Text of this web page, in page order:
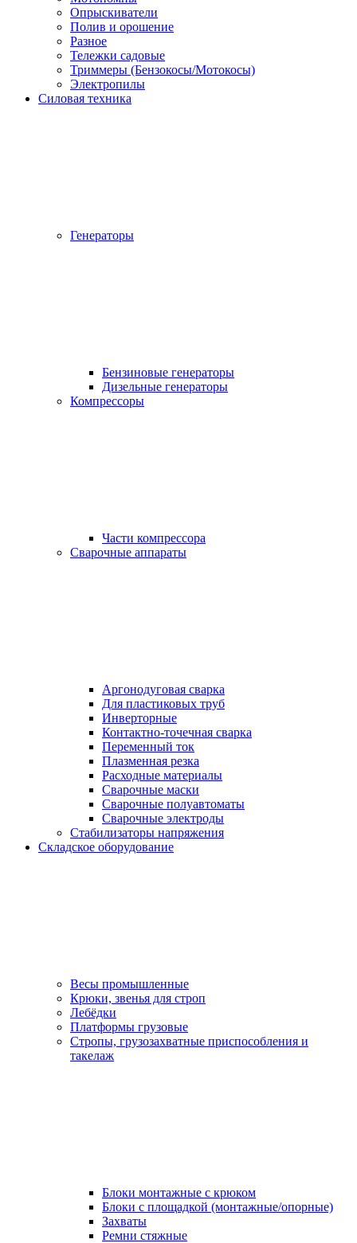
Опрыскиватели
Полив и орошение
Разное
Тележки садовые
Триммеры (Бензокосы/Мотокосы)
Электропилы
Силовая техника
Генераторы
Бензиновые генераторы
Дизельные генераторы
Компрессоры
Части компрессора
Сварочные аппараты
Аргонодуговая сварка
Для пластиковых труб
Инверторные
Контактно-точечная сварка
Переменный ток
Плазменная резка
Расходные материалы
Сварочные маски
Сварочные полуавтоматы
Сварочные электроды
Стабилизаторы напряжения
Складское оборудование
Весы промышленные
Крюки, звенья для строп
Лебёдки
Платформы грузовые
Стропы, грузозахватные приспособления и
такелаж
Блоки монтажные с крюком
Блоки с площадкой (монтажные/опорные)
Захваты
Ремни стяжные